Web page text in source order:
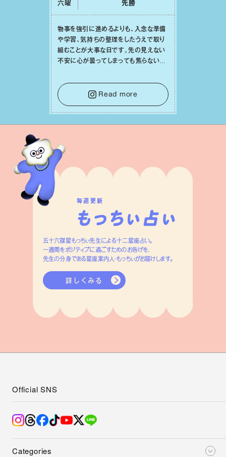
六曜 先勝
物事を強引に進めるよりも、⼊念な準備
や学習、気持ちの整理をしたうえで取り
組むことが⼤事な⽇です。先の⾒えない
不安に⼼が曇ってしまっても焦らない
⾝や疲れていそうな⼈をいたわることに
時間を使いましょう。ここでしっかりとエ
ネルギーを蓄え、困難を乗り越える⼒に
変えましょう。
Read more
毎週更新
五十六謀星もっちぃ先生による十二星座占い。
一週間をポジティブに過ごすためのお告げを、
先生の分身である星座案内人・もっちぃがお届けします。
詳しくみる
Categories
Official SNS